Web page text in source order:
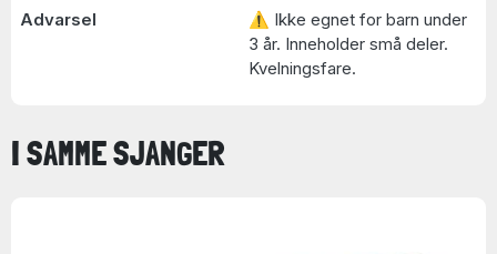
Advarsel
⚠ Ikke egnet for barn under
3 år. Inneholder små deler.
Kvelningsfare.
I SAMME SJANGER